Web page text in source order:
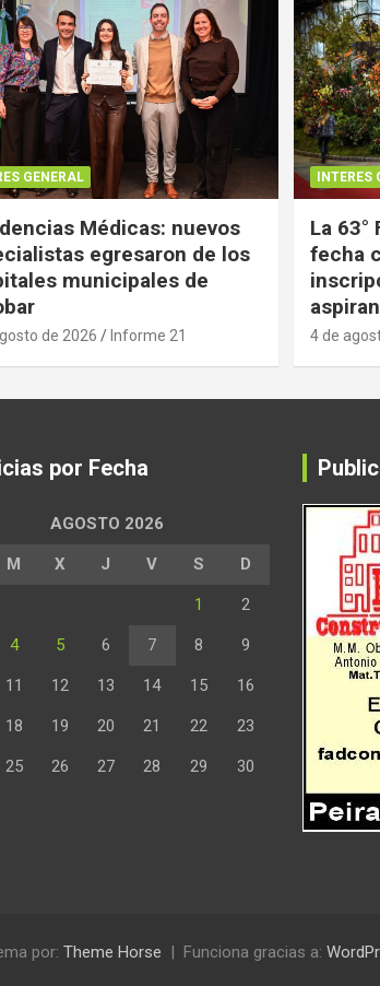
GENERAL
Médicas: nuevos
egresaron de los
municipales de
de 2026 Informe 21
INTERES
La
fecha
4 de
por Fecha
AGOSTO 2026
M X J V S D
1 2
4 5 6 7 8 9
11 12 13 14 15 16
18 19 20 21 22 23
25 26 27 28 29 30
por: Theme Horse Funciona gracias a: